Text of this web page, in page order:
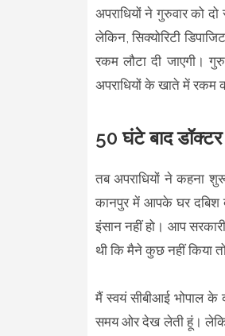
अपराधियों ने गुरुवार को
लेकिन, सिक्योरिटी
रकम लौटा दी जाएगी।
अपराधियों के खाते में
50 घंटे बाद डॉक्टर
तब अपराधियों ने कहना
कानपुर में आपके घर दबिश
इंसान नहीं हो। आप
थी कि मैने कुछ नहीं किया
मैं स्वयं सीबीआई भोपाल
समय ओर देख लेती हूं।